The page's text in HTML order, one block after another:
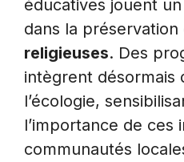
éducatives jouent
dans la préservation
religieuses. Des
intègrent désormais
l’écologie,
l’importance de ces
communautés